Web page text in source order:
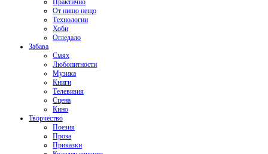
Практично
От нищо нещо
Технологии
Хоби
Огледало
Забава
Смях
Любопитности
Музика
Книги
Телевизия
Сцена
Кино
Творчество
Поезия
Проза
Приказки